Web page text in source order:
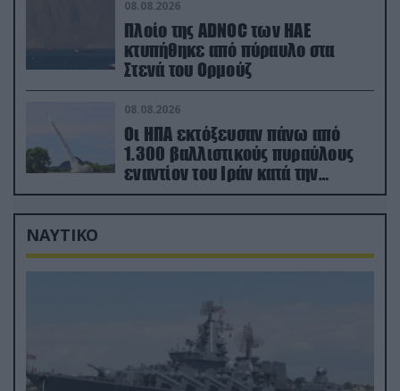
08.08.2026
Πλοίο της ADNOC των ΗΑΕ
κτυπήθηκε από πύραυλο στα
Στενά του Ορμούζ
08.08.2026
Οι ΗΠΑ εκτόξευσαν πάνω από
1.300 βαλλιστικούς πυραύλους
εναντίον του Ιράν κατά την
διάρκεια του πολέμου
ΝΑΥΤΙΚΟ